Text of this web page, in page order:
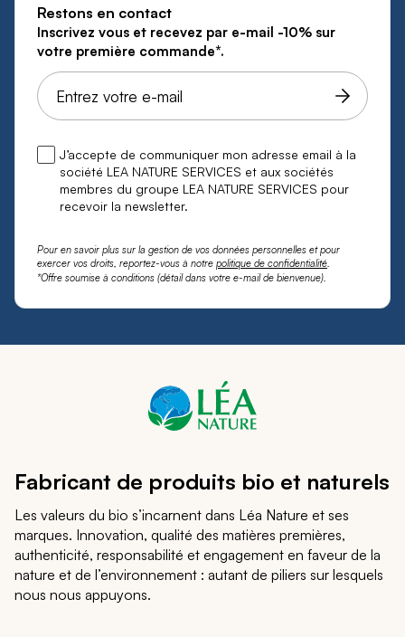
Restons en contact
Inscrivez vous et recevez par e-mail -10% sur
votre première commande*.
J’accepte de communiquer mon adresse email à la
société LEA NATURE SERVICES et aux sociétés
membres du groupe LEA NATURE SERVICES pour
recevoir la newsletter.
Pour en savoir plus sur la gestion de vos données personnelles et pour
exercer vos droits, reportez-vous à notre politique de confidentialité.
*Offre soumise à conditions (détail dans votre e-mail de bienvenue).
Fabricant de produits bio et naturels
Les valeurs du bio s’incarnent dans Léa Nature et ses
marques. Innovation, qualité des matières premières,
authenticité, responsabilité et engagement en faveur de la
nature et de l’environnement : autant de piliers sur lesquels
nous nous appuyons.